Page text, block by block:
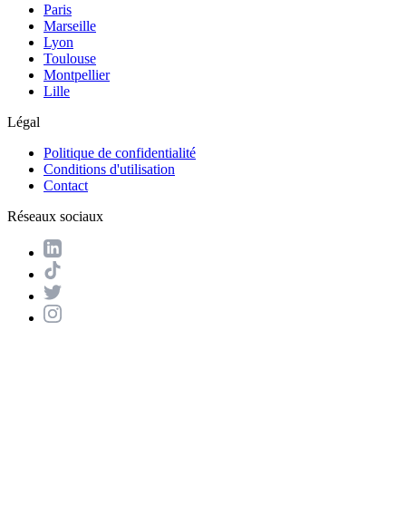
Paris
Marseille
Lyon
Toulouse
Montpellier
Lille
Légal
Politique de confidentialité
Conditions d'utilisation
Contact
Réseaux sociaux